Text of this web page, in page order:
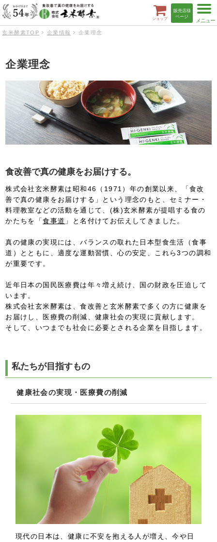
t
o
g
g
g
t
i
o
n
ショップ
販売店様
ページ
玄米酵素TOP 企業情報 企業理念
企業理念
食改善で真の健康をお届けする。
株式会社玄米酵素は昭和46（1971）年の創業以来、「食改
善で真の健康をお届けする」という理念のもと、セミナー・
料理教室などの活動を通じて、(株)玄米酵素が提唱する食の
かたちを「食事道 」と名付けてお伝えしてきました。
真の健康の実現には、バランスの取れた日本型食生活（食事
道）とともに、適度な運動習慣、心の安定、これら3つの調和
が重要です。
近年日本の国民医療費は年々増え続け、国の財政を圧迫して
います。
株式会社玄米酵素は、食改善と玄米酵素で多くの方に健康を
お届けし、医療費の削減、健康社会の実現に貢献します。
そして、いつまでも社会に必要とされる企業を目指します。
私たちが目指すもの
健康社会の実現・医療費の削減
現代の日本は、健康に不安を抱える人が増え、今や日